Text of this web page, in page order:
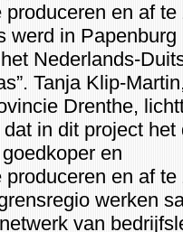
en af te
werd in Papenburg
Nederlands-
Tanja Klip-
Drenthe,
in dit project het
en
en af te
werken
van